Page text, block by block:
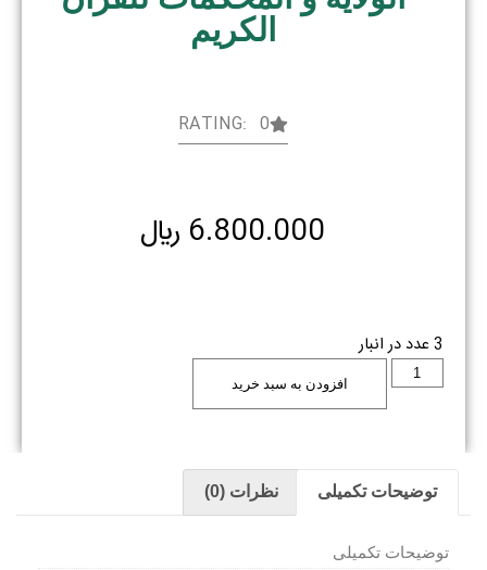
الکریم
RATING: 0
6.800.000 ﷼
3 عدد در انبار
افزودن به سبد خرید
توضیحات تکمیلی نظرات (0)
توضیحات تکمیلی